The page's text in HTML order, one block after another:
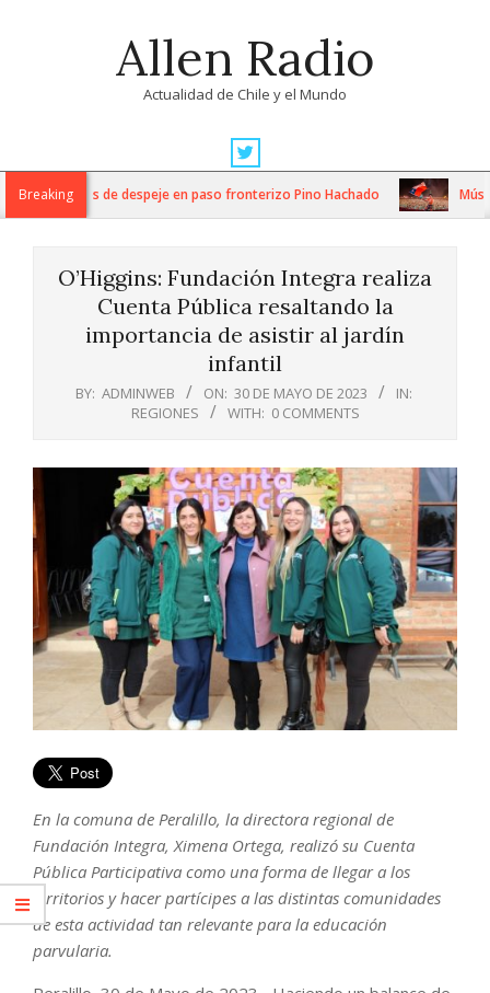
Allen Radio
Actualidad de Chile y el Mundo
Navigation
MenuBreaking
trabajos de despeje en paso fronterizo Pino Hachado Música:
O’Higgins: Fundación Integra realiza
Cuenta Pública resaltando la
importancia de asistir al jardín
infantil
BY: ADMINWEB ON: 30 DE MAYO DE 2023
IN:
REGIONES
WITH: 0 COMMENTS
En la comuna de Peralillo, la directora regional de
Fundación Integra, Ximena Ortega, realizó su Cuenta
Pública Participativa como una forma de llegar a los
territorios y hacer partícipes a las distintas comunidades
de esta actividad tan relevante para la educación
parvularia.